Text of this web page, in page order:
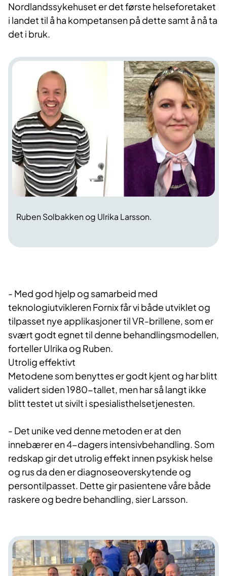
Nordlandssykehuset er det første helseforetaket
i landet til å ha kompetansen på dette samt å nå ta
det i bruk.
Ruben Solbakken og Ulrika Larsson.
- Med god hjelp og samarbeid med
teknologiutvikleren Fornix får vi både utviklet og
tilpasset nye applikasjoner til VR-brillene, som er
svært godt egnet til denne behandlingsmodellen,
forteller Ulrika og Ruben.
Utrolig ef​​​fektivt
Metodene som benyttes er godt kjent og har blitt
validert siden 1980-tallet, men har så langt ikke
blitt testet ut sivilt i spesialisthelsetjenesten.
- Det unike ved denne metoden er at den
innebærer en 4-dagers intensivbehandling. Som
redskap gir det utrolig effekt innen psykisk helse
og rus da den er diagnoseoverskytende og
persontilpasset. Dette gir pasientene våre både
raskere og bedre behandling, sier Larsson.